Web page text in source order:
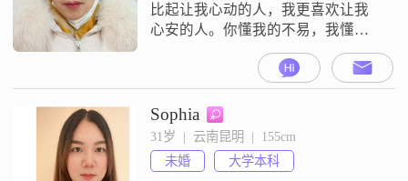
比起让我心动的人，我更喜欢让我
心安的人。你懂我的不易，我懂你
的艰辛我崇拜你像个英雄，你宠我
像个孩子遇见只是一个开始，珍惜
才能相伴一生。
Sophia
31岁  |  云南昆明  |  155cm
未婚
大学本科